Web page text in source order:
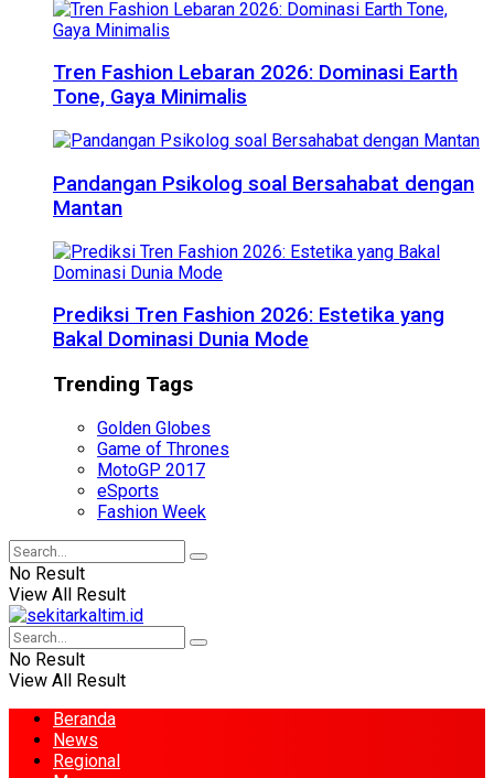
Tren Fashion Lebaran 2026: Dominasi Earth
Tone, Gaya Minimalis
Pandangan Psikolog soal Bersahabat dengan
Mantan
Prediksi Tren Fashion 2026: Estetika yang
Bakal Dominasi Dunia Mode
Trending Tags
Golden Globes
Game of Thrones
MotoGP 2017
eSports
Fashion Week
No Result
View All Result
No Result
View All Result
Beranda
News
Regional